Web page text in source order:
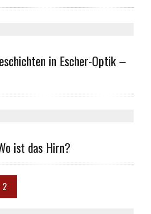
in Escher-Optik –
ist das Hirn?
2